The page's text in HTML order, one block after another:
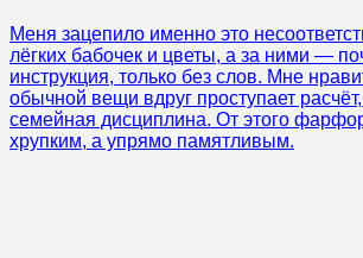
Меня зацепило именно это
лёгких бабочек и цветы, а за ними —
инструкция, только без слов. Мне
обычной вещи вдруг проступает
семейная дисциплина. От этого
хрупким, а упрямо памятливым.